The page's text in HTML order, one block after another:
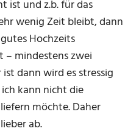
ist und z.b. für das
wenig Zeit bleibt, dann
Hochzeits
mindestens zwei
dann wird es stressig
kann nicht die
möchte. Daher
ab.